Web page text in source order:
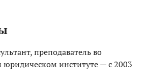
преподаватель во
институте — с 2003